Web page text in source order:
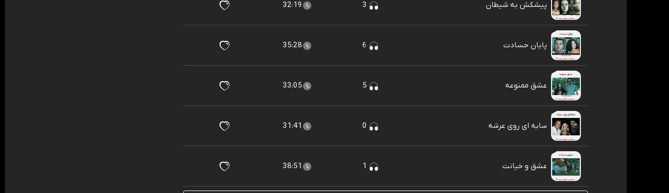
پیشکش به شیطان 32:19
پایان حسادت 35:28
عشق ممنوعه 33:05
سایه ای روی عرشه 31:41
عشق و خیانت 38:51